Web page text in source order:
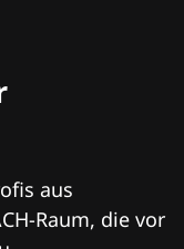
aus
Raum, die vor